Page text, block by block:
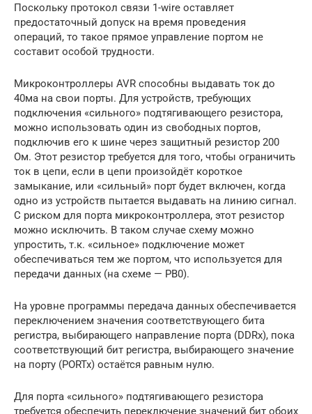
Поскольку протокол связи 1-wire оставляет
предостаточный допуск на время проведения
операций, то такое прямое управление портом не
составит особой трудности.
Микроконтроллеры AVR способны выдавать ток до
40ма на свои порты. Для устройств, требующих
подключения «сильного» подтягивающего резистора,
можно использовать один из свободных портов,
подключив его к шине через защитный резистор 200
Ом. Этот резистор требуется для того, чтобы ограничить
ток в цепи, если в цепи произойдёт короткое
замыкание, или «сильный» порт будет включен, когда
одно из устройств пытается выдавать на линию сигнал.
С риском для порта микроконтроллера, этот резистор
можно исключить. В таком случае схему можно
упростить, т.к. «сильное» подключение может
обеспечиваться тем же портом, что используется для
передачи данных (на схеме — PB0).
На уровне программы передача данных обеспечивается
переключением значения соответствующего бита
регистра, выбирающего направление порта (DDRx), пока
соответствующий бит регистра, выбирающего значение
на порту (PORTx) остаётся равным нулю.
Для порта «сильного» подтягивающего резистора
требуется обеспечить переключение значений бит обоих